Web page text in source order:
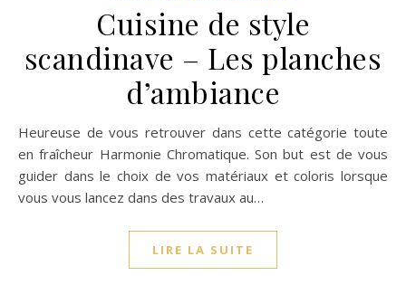
Cuisine de style
scandinave – Les planches
d’ambiance
Heureuse de vous retrouver dans cette catégorie toute
en fraîcheur Harmonie Chromatique. Son but est de vous
guider dans le choix de vos matériaux et coloris lorsque
vous vous lancez dans des travaux au…
LIRE LA SUITE